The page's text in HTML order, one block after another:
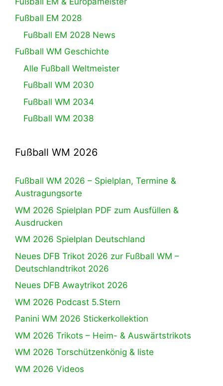
Fußball EM 2028
Fußball EM 2028 News
Fußball WM Geschichte
Alle Fußball Weltmeister
Fußball WM 2030
Fußball WM 2034
Fußball WM 2038
Fußball WM 2026
Fußball WM 2026 – Spielplan, Termine &
Austragungsorte
WM 2026 Spielplan PDF zum Ausfüllen &
Ausdrucken
WM 2026 Spielplan Deutschland
Neues DFB Trikot 2026 zur Fußball WM –
Deutschlandtrikot 2026
Neues DFB Awaytrikot 2026
WM 2026 Podcast 5.Stern
Panini WM 2026 Stickerkollektion
WM 2026 Trikots – Heim- & Auswärtstrikots
WM 2026 Torschützenkönig & liste
WM 2026 Videos